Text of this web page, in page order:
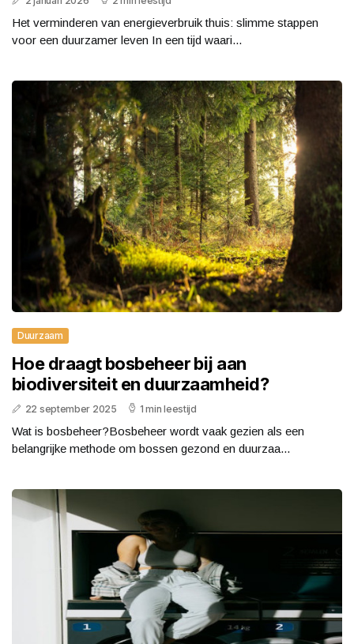
Het verminderen van energieverbruik thuis: slimme stappen
voor een duurzamer leven In een tijd waari...
Duurzaam
Hoe draagt bosbeheer bij aan
biodiversiteit en duurzaamheid?
22 september 2025 1 min leestijd
Wat is bosbeheer?Bosbeheer wordt vaak gezien als een
belangrijke methode om bossen gezond en duurzaa...